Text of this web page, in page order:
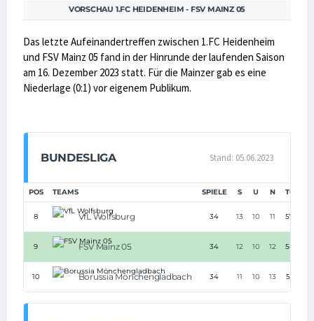
VORSCHAU 1.FC HEIDENHEIM - FSV MAINZ 05
Das letzte Aufeinandertreffen zwischen 1.FC Heidenheim
und FSV Mainz 05 fand in der Hinrunde der laufenden Saison
am 16. Dezember 2023 statt. Für die Mainzer gab es eine
Niederlage (0:1) vor eigenem Publikum.
BUNDESLIGA Stand: 05.06.2023
POS TEAMS SPIELE S U N TORE
8 VfL Wolfsburg 34 13 10 11 57:48
9 FSV Mainz 05 34 12 10 12 54:55
10 Borussia Mönchengladbach 34 11 10 13 52:55